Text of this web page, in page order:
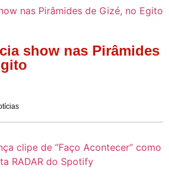
show nas Pirâmides